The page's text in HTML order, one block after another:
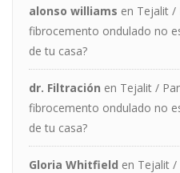
alonso williams en Tejalit /
fibrocemento ondulado no
de tu casa?
dr. Filtración en Tejalit /
fibrocemento ondulado no
de tu casa?
Gloria Whitfield en Tejalit /